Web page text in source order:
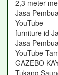
2,3 meter
Jasa
YouTube
furniture id
Jasa
YouTube
GAZEBO
Tukang